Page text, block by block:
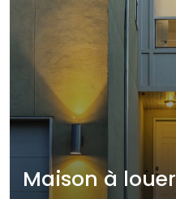
Maison à louer